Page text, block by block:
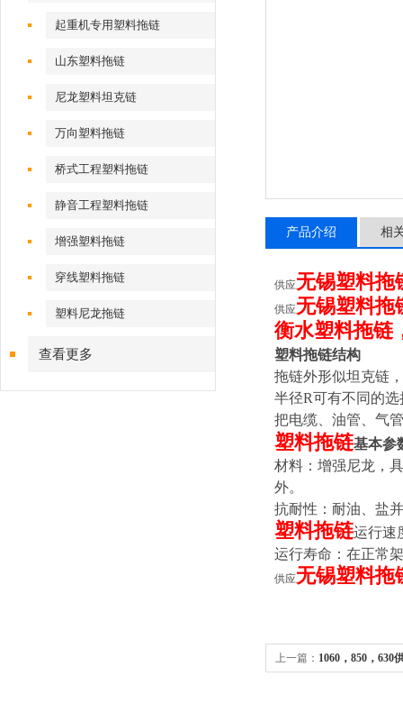
起重机专用塑料拖链
山东塑料拖链
尼龙塑料坦克链
万向塑料拖链
桥式工程塑料拖链
静音工程塑料拖链
增强塑料拖链
穿线塑料拖链
塑料尼龙拖链
查看更多
产品介绍 相
供应无锡塑料拖
供应无锡塑料拖
衡水塑料拖链
塑料拖链结构
拖链外形似坦克链
半径R可有不同的
把电缆、油管、气
塑料拖链基本参
材料：增强尼龙，
外。
抗耐性：耐油、盐
塑料拖链运行速
运行寿命：在正常
供应无锡塑料拖
上一篇： 1060，850，630